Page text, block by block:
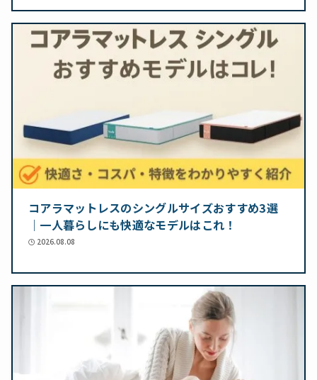
コアラマットレスのシングルサイズおすすめ3選
｜一人暮らしにも快適なモデルはこれ！
2026.08.08